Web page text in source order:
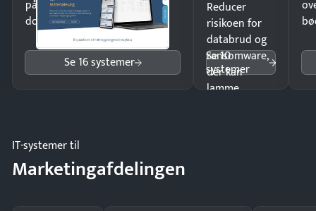
på minutter og mist ingen
dokumenter.
Se 16 systemer
Reducer
risikoen for
databrud og
ransomware,
der kan
lamme
Se 10
systemer
IT-systemer til
Marketingafdelingen